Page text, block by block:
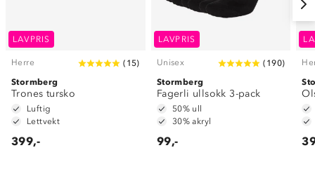
LAVPRIS
Herre ( 15)
Stormberg
Trones tursko
Luftig
Lettvekt
399,-
LAVPRIS
Unisex ( 190)
Stormberg
Fagerli ullsokk 3-pack
50% ull
30% akryl
99,-